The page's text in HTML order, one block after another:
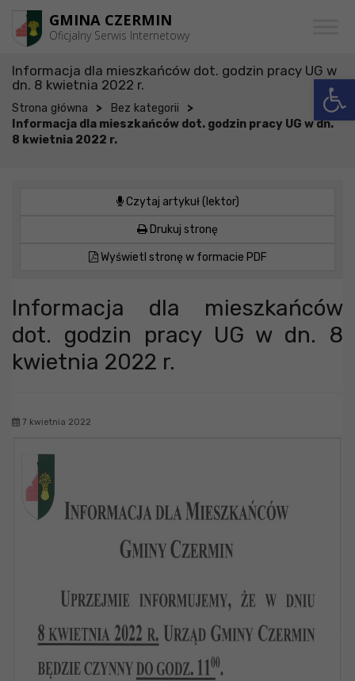
Przejdź do menu
Przejdź do głównej treści strony
Przejdź do stopki strony GMINA CZERMIN
Oficjalny Serwis Internetowy
Informacja dla mieszkańców dot. godzin pracy UG w
dn. 8 kwietnia 2022 r.
Strona główna > Bez kategorii >
Informacja dla mieszkańców dot. godzin pracy UG w dn.
8 kwietnia 2022 r.
Czytaj artykuł (lektor)
Drukuj stronę
Wyświetl stronę w formacie PDF
Informacja dla mieszkańców
dot. godzin pracy UG w dn. 8
kwietnia 2022 r.
7 kwietnia 2022